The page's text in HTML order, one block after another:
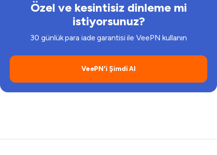
Özel ve kesintisiz dinleme mi
istiyorsunuz?
30 günlük para iade garantisi ile VeePN kullanın
VeePN'i Şimdi Al